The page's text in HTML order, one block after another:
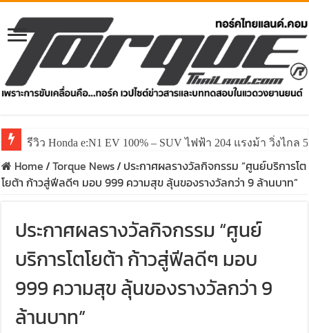
รีวิว Honda e:N1 EV 100% – SUV ไฟฟ้า 204 แรงม้า วิ่งไกล
Home/Torque News/ ประกาศผลรางวัลกิจกรรม “ศูนย์บริการโต
โยต้า ก้าวสู่ฟีลดีๆ มอบ 999 ความสุข ลุ้นของรางวัลกว่า 9 ล้านบาท”
ประกาศผลรางวัลกิจกรรม “ศูนย์
บริการโตโยต้า ก้าวสู่ฟีลดีๆ มอบ
999 ความสุข ลุ้นของรางวัลกว่า 9
ล้านบาท”